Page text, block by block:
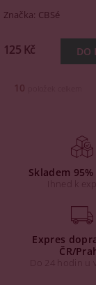
Značka: CBSé
125 Kč
10
Skladem
Ihned k
Expres
ČR/
Do 24 hodin u